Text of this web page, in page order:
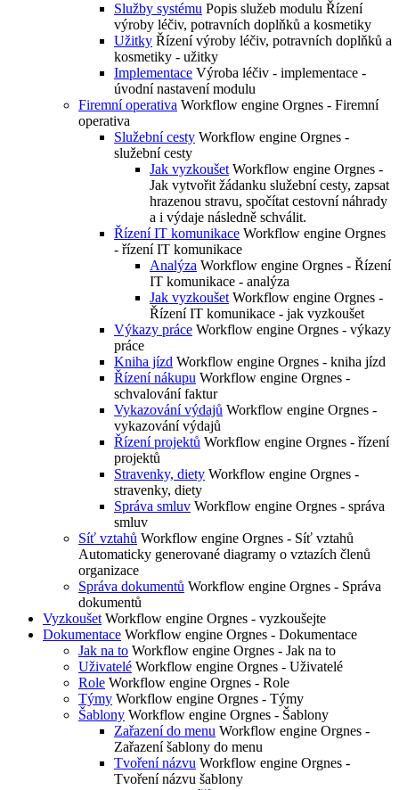
Služby systému Popis služeb modulu Řízení
výroby léčiv, potravních doplňků a kosmetiky
Užitky Řízení výroby léčiv, potravních doplňků a
kosmetiky - užitky
Implementace Výroba léčiv - implementace -
úvodní nastavení modulu
Firemní operativa Workflow engine Orgnes - Firemní
operativa
Služební cesty Workflow engine Orgnes -
služební cesty
Jak vyzkoušet Workflow engine Orgnes -
Jak vytvořit žádanku služební cesty, zapsat
hrazenou stravu, spočítat cestovní náhrady
a i výdaje následně schválit.
Řízení IT komunikace Workflow engine Orgnes
- řízení IT komunikace
Analýza Workflow engine Orgnes - Řízení
IT komunikace - analýza
Jak vyzkoušet Workflow engine Orgnes -
Řízení IT komunikace - jak vyzkoušet
Výkazy práce Workflow engine Orgnes - výkazy
práce
Kniha jízd Workflow engine Orgnes - kniha jízd
Řízení nákupu Workflow engine Orgnes -
schvalování faktur
Vykazování výdajů Workflow engine Orgnes -
vykazování výdajů
Řízení projektů Workflow engine Orgnes - řízení
projektů
Stravenky, diety Workflow engine Orgnes -
stravenky, diety
Správa smluv Workflow engine Orgnes - správa
smluv
Síť vztahů Workflow engine Orgnes - Síť vztahů
Automaticky generované diagramy o vztazích členů
organizace
Správa dokumentů Workflow engine Orgnes - Správa
dokumentů
Vyzkoušet Workflow engine Orgnes - vyzkoušejte
Dokumentace Workflow engine Orgnes - Dokumentace
Jak na to Workflow engine Orgnes - Jak na to
Uživatelé Workflow engine Orgnes - Uživatelé
Role Workflow engine Orgnes - Role
Týmy Workflow engine Orgnes - Týmy
Šablony Workflow engine Orgnes - Šablony
Zařazení do menu Workflow engine Orgnes -
Zařazení šablony do menu
Tvoření názvu Workflow engine Orgnes -
Tvoření názvu šablony